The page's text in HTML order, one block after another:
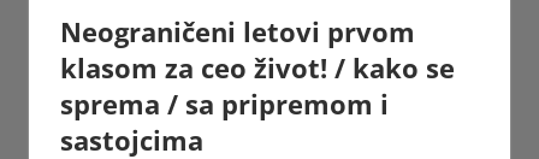
Neograničeni letovi prvom
klasom za ceo život! / kako se
sprema / sa pripremom i
sastojcima